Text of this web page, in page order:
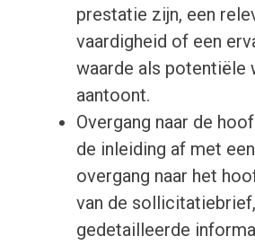
prestatie zijn, een
vaardigheid of een
waarde als potentiële
aantoont.
Overgang naar de
de inleiding af met
overgang naar het
van de
gedetailleerde